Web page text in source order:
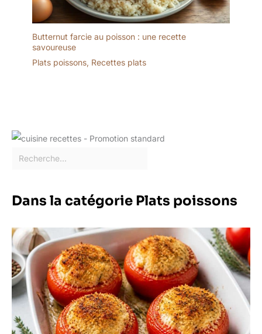
informations
complémentaires sur les
donc pas à nous
Butternut farcie au poisson : une recette
savoureuse
Plats poissons, Recettes plats
Dans la catégorie Plats poissons